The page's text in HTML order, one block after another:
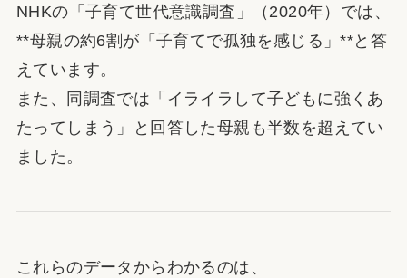
NHKの「子育て世代意識調査」（2020年）では、
**母親の約6割が「子育てで孤独を感じる」**と答
えています。
また、同調査では「イライラして子どもに強くあ
たってしまう」と回答した母親も半数を超えてい
ました。
これらのデータからわかるのは、